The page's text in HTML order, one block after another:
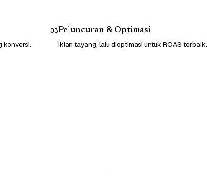
konversi.
03Peluncuran & Optimasi
Iklan tayang, lalu dioptimasi untuk ROAS terbaik.